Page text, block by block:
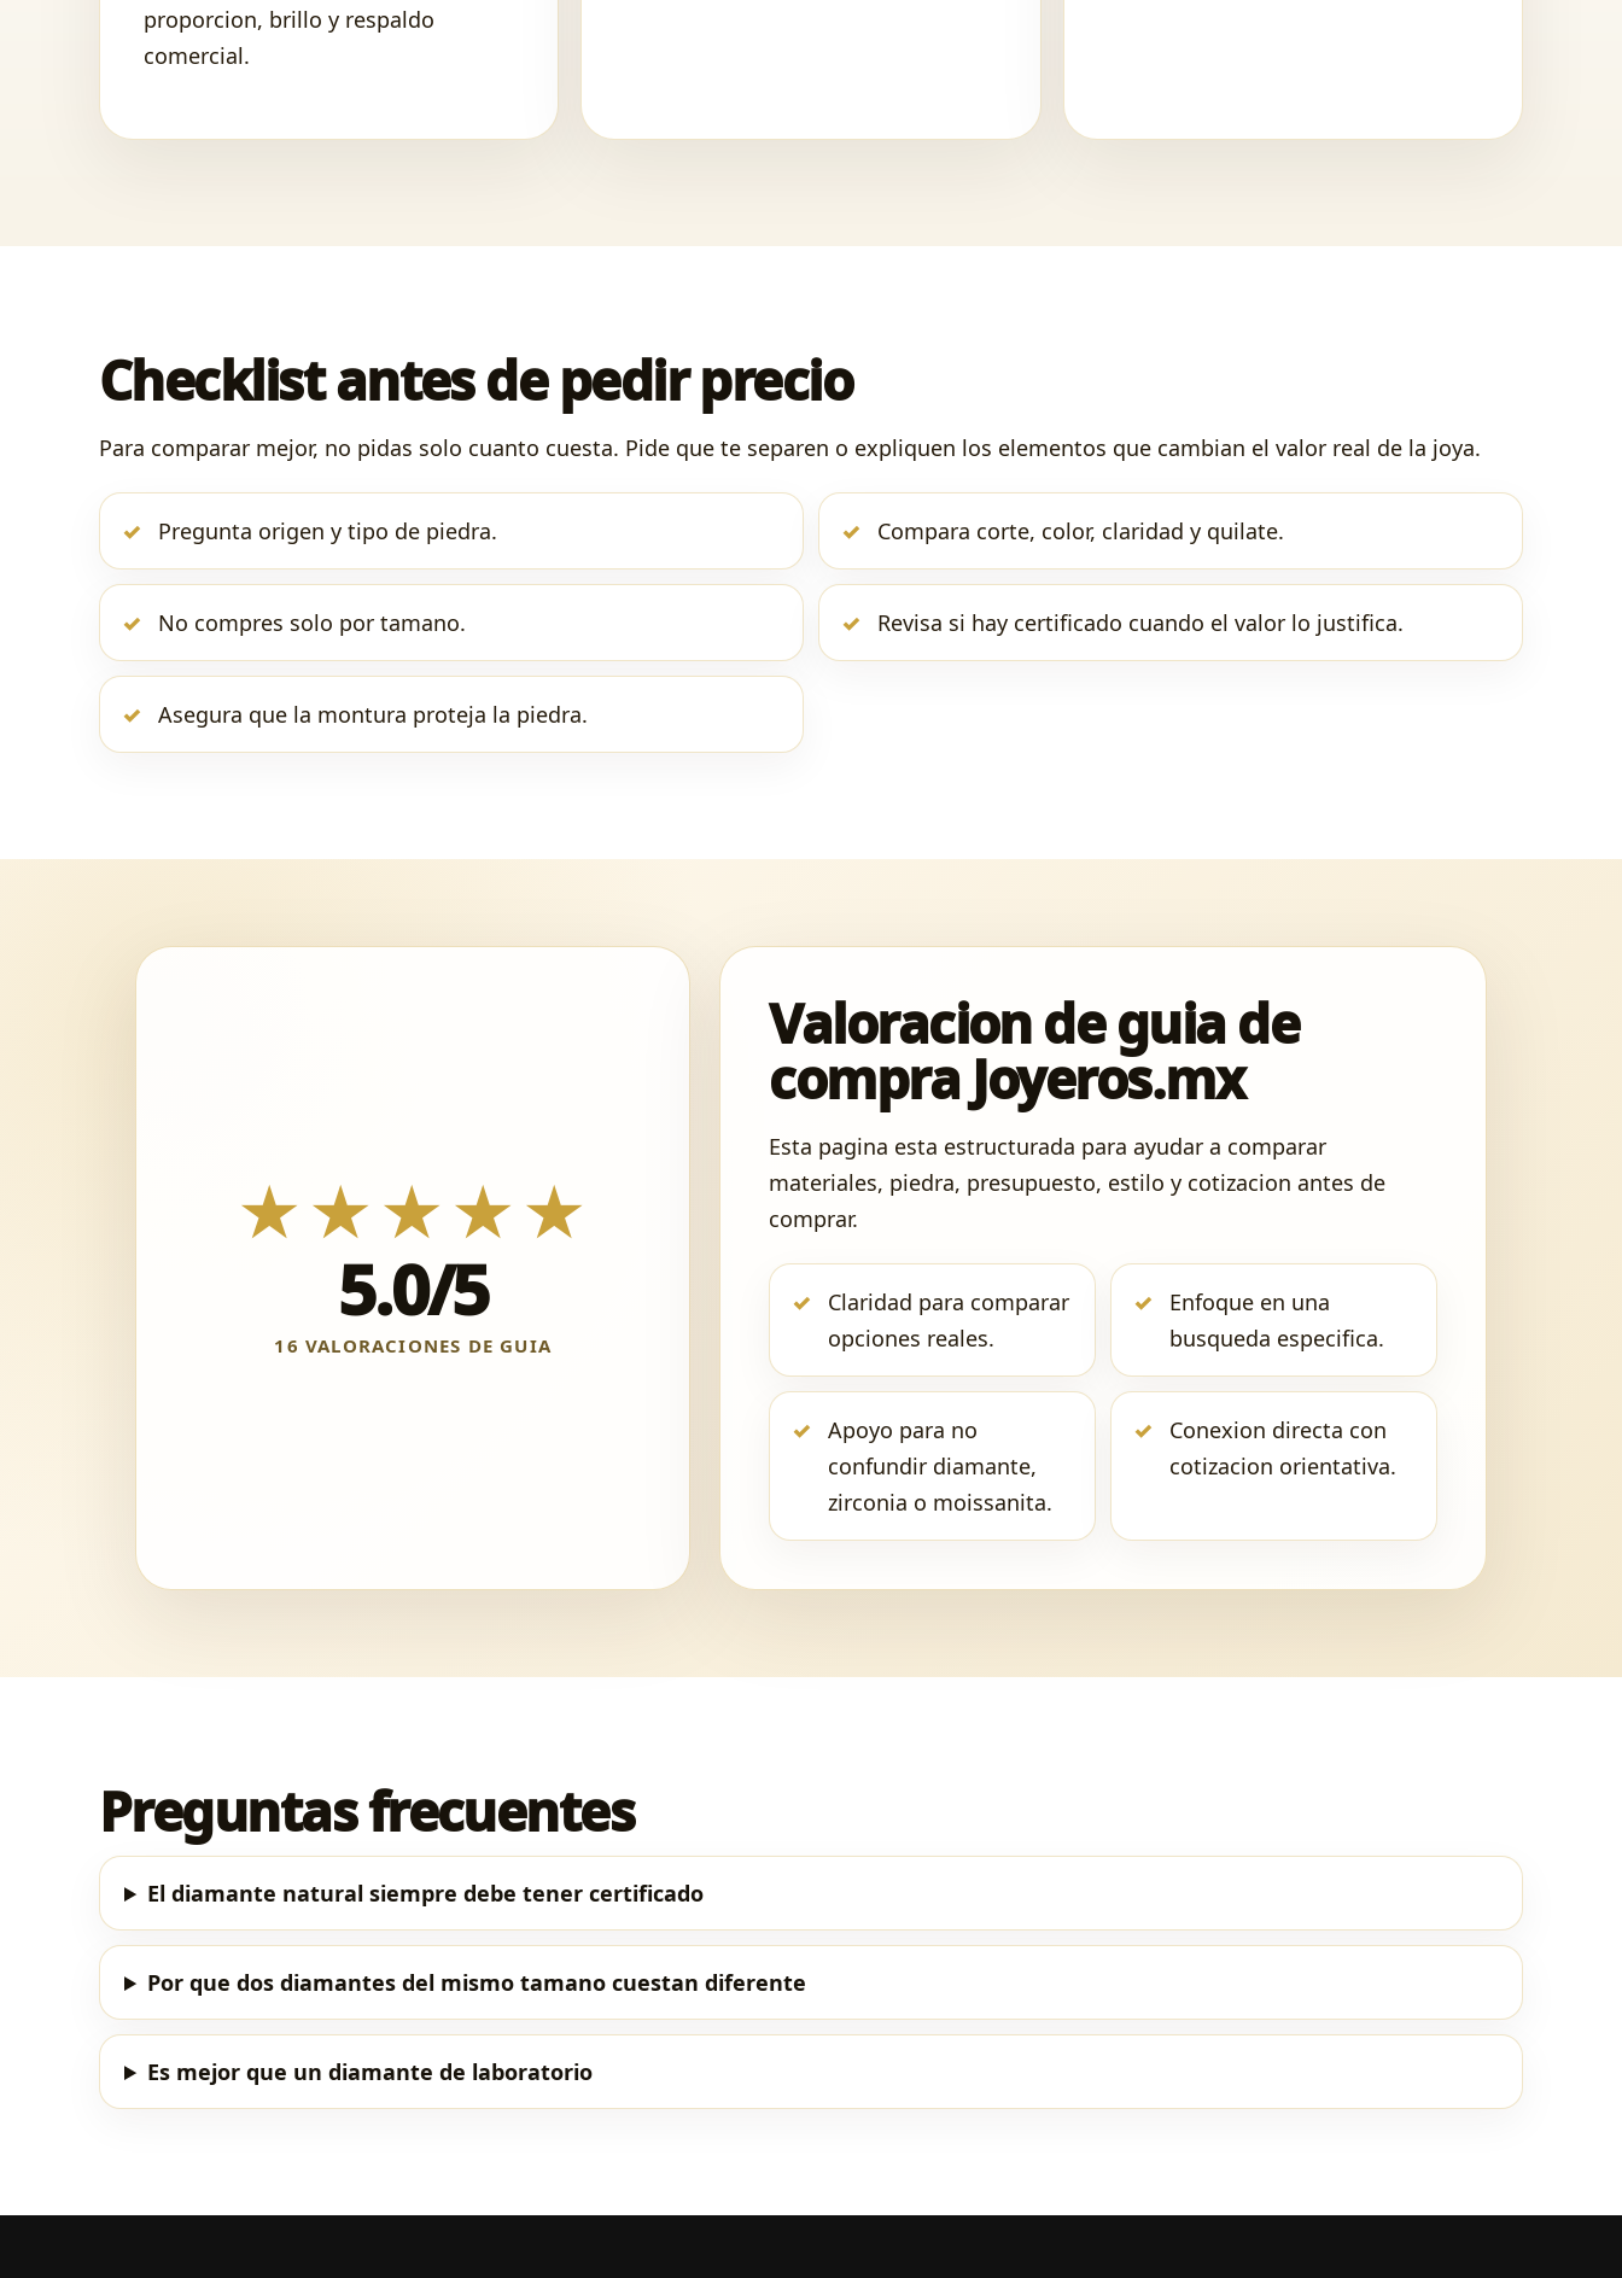
proporcion, brillo y respaldo
comercial.
Checklist antes de pedir precio
Para comparar mejor, no pidas solo cuanto cuesta. Pide que te separen o expliquen los elementos que cambian el valor real de la joya.
Pregunta origen y tipo de piedra. Compara corte, color, claridad y quilate.
No compres solo por tamano. Revisa si hay certificado cuando el valor lo justifica.
Asegura que la montura proteja la piedra.
★★★★★
5.0/5
16 VALORACIONES DE GUIA
Valoracion de guia de
compra Joyeros.mx
Esta pagina esta estructurada para ayudar a comparar
materiales, piedra, presupuesto, estilo y cotizacion antes de
comprar.
Claridad para comparar
opciones reales.
Enfoque en una
busqueda especifica.
Apoyo para no
confundir diamante,
zirconia o moissanita.
Conexion directa con
cotizacion orientativa.
Preguntas frecuentes
El diamante natural siempre debe tener certificado
Por que dos diamantes del mismo tamano cuestan diferente
Es mejor que un diamante de laboratorio